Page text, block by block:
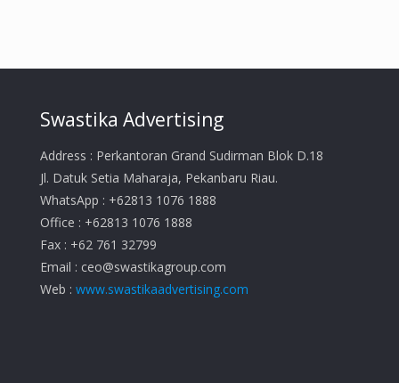
Swastika Advertising
Address : Perkantoran Grand Sudirman Blok D.18
Jl. Datuk Setia Maharaja, Pekanbaru Riau.
WhatsApp : +62813 1076 1888
Office : +62813 1076 1888
Fax : +62 761 32799
Email : ceo@swastikagroup.com
Web : www.swastikaadvertising.com